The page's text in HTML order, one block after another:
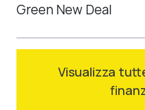
Green New Deal
Visualizza